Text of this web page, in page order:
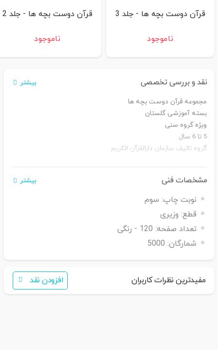
قرآن دوست بچه ها - جلد 3
ناموجود
قرآن دوست بچه ها - جلد 2
ناموجود
نقد و بررسی تخصصی بیشتر
مجموعه قرآن دوست بچه ها
بسته آموزشی گلستان
ویژه گروه سنی
5 تا 6 سال
گروه تالیف سازمان دارالقرآن الکریم
اگر برای خرید تمایل به عضویت در سایت ندارید،
فقط کافی است نام محصول را به سامانه
همکاران ما با شما تماس خواهند گرفت
مشخصات فنی بیشتر
نوبت چاپ: سوم
قطع: وزیری
تعداد صفحه: 120 - رنگی
شمارگان: 5000
مفیدترین نظرات کاربران افزودن نقد